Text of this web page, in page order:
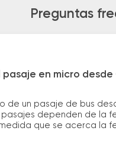
Preguntas
en micro desde
de un pasaje de bus
pasajes dependen de la
que se acerca la